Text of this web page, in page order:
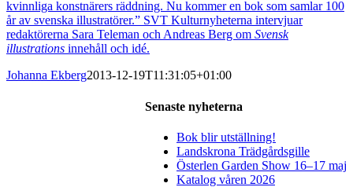
kvinnliga konstnärers räddning. Nu kommer en bok som samlar 100
år av svenska illustratörer.” SVT Kulturnyheterna intervjuar
redaktörerna Sara Teleman och Andreas Berg om Svensk
illustrations innehåll och idé.
Johanna Ekberg2013-12-19T11:31:05+01:00
Senaste nyheterna
Bok blir utställning!
Landskrona Trädgårdsgille
Österlen Garden Show 16–17 maj
Katalog våren 2026